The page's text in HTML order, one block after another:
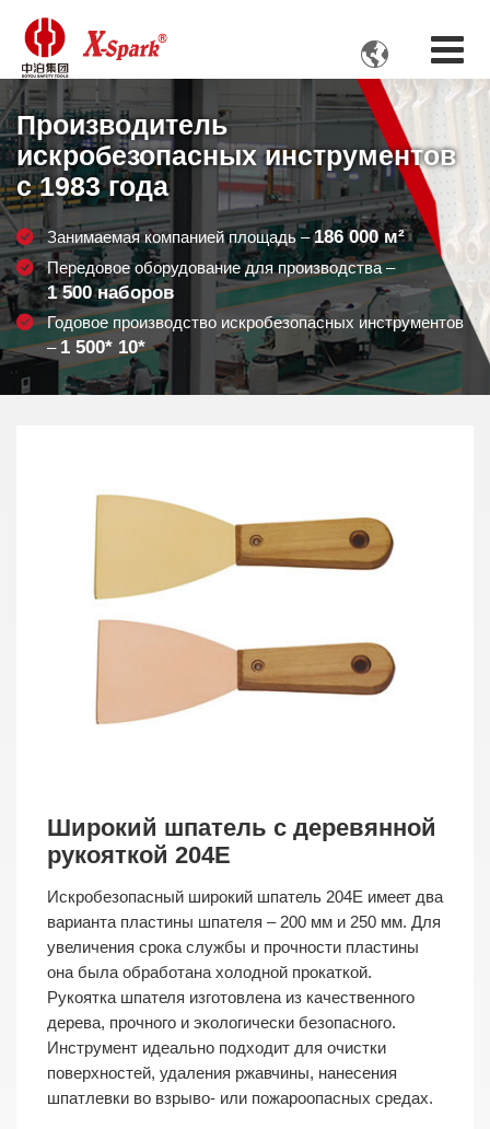

Производитель
искробезопасных инструментов
с 1983 года
Занимаемая компанией площадь –186 000м²
Передовое оборудование для производства –
1 500наборов
Годовое производство искробезопасных инструментов
– 1 500* 10*
Широкий шпатель с деревянной
рукояткой 204E
Искробезопасный широкий шпатель 204E имеет два
варианта пластины шпателя – 200 мм и 250 мм. Для
увеличения срока службы и прочности пластины
она была обработана холодной прокаткой.
Рукоятка шпателя изготовлена из качественного
дерева, прочного и экологически безопасного.
Инструмент идеально подходит для очистки
поверхностей, удаления ржавчины, нанесения
шпатлевки во взрыво- или пожароопасных средах.